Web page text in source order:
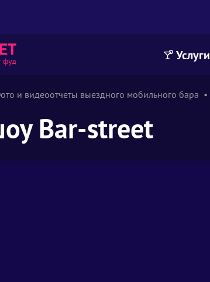
Услуги
и видеоотчеты выездного мобильного бара
Bar-street